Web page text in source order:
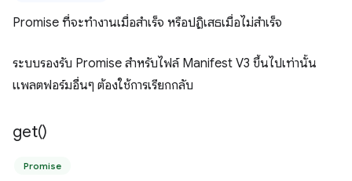
Promise ที่จะทำงานเมื่อสำเร็จ หรือปฏิเสธเมื่อไม่สำเร็จ
ระบบรองรับ Promise สำหรับไฟล์ Manifest V3 ขึ้นไปเท่านั้น
แพลตฟอร์มอื่นๆ ต้องใช้การเรียกกลับ
get()
Promise